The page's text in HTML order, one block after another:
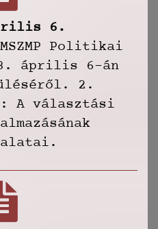
6.
Politikai
április 6-án
2.
A választási